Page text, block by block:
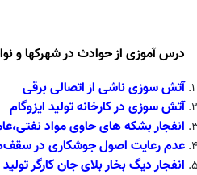
درس آموزی از حوادث در شهرکها و
آتش سوزی ناشی از اتصالی برقی
آتش سوزی در کارخانه تولید ایزوگام
انفجار بشکه های حاوی مواد
عدم رعایت اصول جوشکاری در
انفجار دیگ بخار بلای جان کارگر